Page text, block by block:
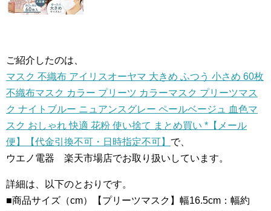
ご紹介したのは、
マスク 不織布 アイリスオーヤマ 大きめ ふつう 小さめ 60枚
不織布マスク カラー プリーツ カラーマスク プリーツマス
ク ナイトブルー ニュアンスグレー ペールベージュ 血色マ
スク おしゃれ 快適 花粉 使い捨て まとめ買い *【メール
便】【代金引換不可・日時指定不可】 で、
ウエノ電器 楽天市場店でお取り扱いしています。
詳細は、以下のとおりです。
■商品サイズ（cm）【プリーツマスク】幅16.5cm：幅約